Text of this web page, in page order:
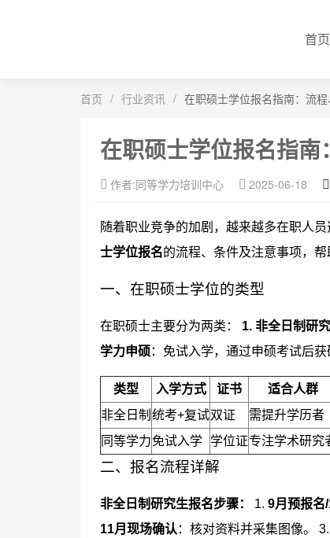
首页
首页 / 行业资讯 / 在职硕士学位报名指南：流
在职硕士学位报名指
作者:同等学力培训中心 2025-06-18
随着职业竞争的加剧，越来越多在职人
士学位报名的流程、条件及注意事项，
一、在职硕士学位的类型
在职硕士主要分为两类： 1. 非全日制研
学力申硕 ：免试入学，通过申硕考试后获
类型 入学方式 证书
适合人群
非全日制 统考+复试双证
需提升学历者
同等学力免试入学 学位证专注学术研究
二、报名流程详解
非全日制研究生报名步骤： 1. 9月预报名
11月现场确认 ：核对资料并采集图像。 3.